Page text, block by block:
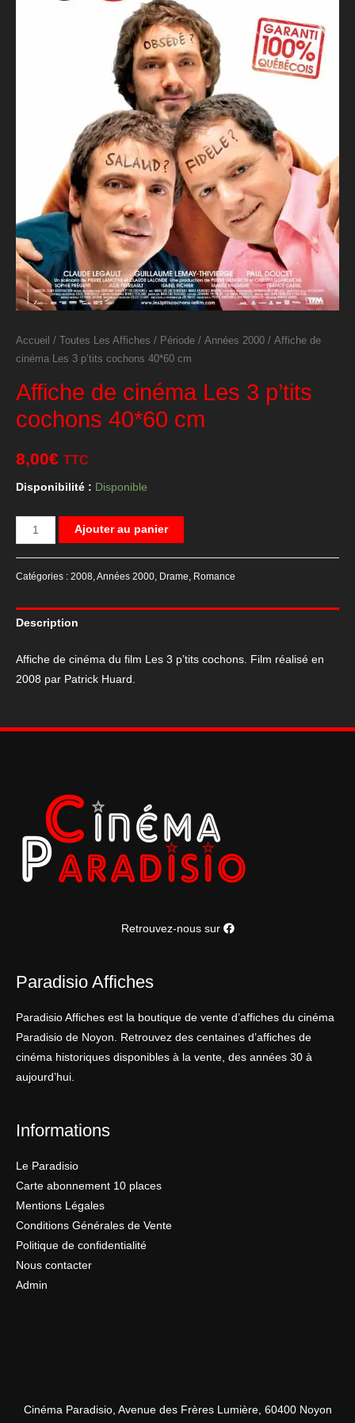
Accueil / Toutes Les Affiches / Période / Années 2000 / Affiche de
cinéma Les 3 p’tits cochons 40*60 cm
Affiche de cinéma Les 3 p’tits
cochons 40*60 cm
8,00€ TTC
Disponibilité : Disponible
quantité
de
cinéma
Les
p'tits
cochons
Ajouter au panier
Catégories : 2008,Années 2000, Drame, Romance
Description
Affiche de cinéma du film Les 3 p’tits cochons. Film réalisé en
2008 par Patrick Huard.
Retrouvez-nous sur
Paradisio Affiches
Paradisio Affiches est la boutique de vente d’affiches du cinéma
Paradisio de Noyon. Retrouvez des centaines d’affiches de
cinéma historiques disponibles à la vente, des années 30 à
aujourd’hui.
Informations
Le Paradisio
Carte abonnement 10 places
Mentions Légales
Conditions Générales de Vente
Politique de confidentialité
Nous contacter
Admin
Cinéma Paradisio, Avenue des Frères Lumière, 60400 Noyon